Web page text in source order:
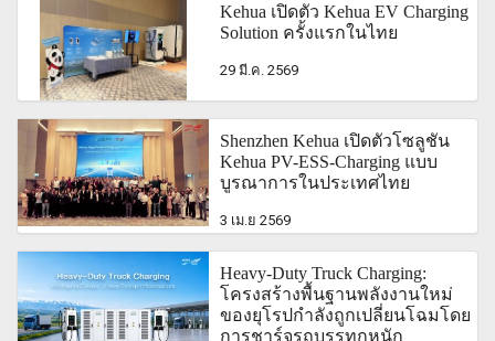
Kehua เปิดตัว Kehua EV Charging
Solution ครั้งแรกในไทย
29 มี.ค. 2569
Shenzhen Kehua เปิดตัวโซลูชัน
Kehua PV-ESS-Charging แบบ
บูรณาการในประเทศไทย
3 เม.ย 2569
Heavy-Duty Truck Charging:
โครงสร้างพื้นฐานพลังงานใหม่
ของยุโรปกำลังถูกเปลี่ยนโฉมโดย
การชาร์จรถบรรทุกหนัก